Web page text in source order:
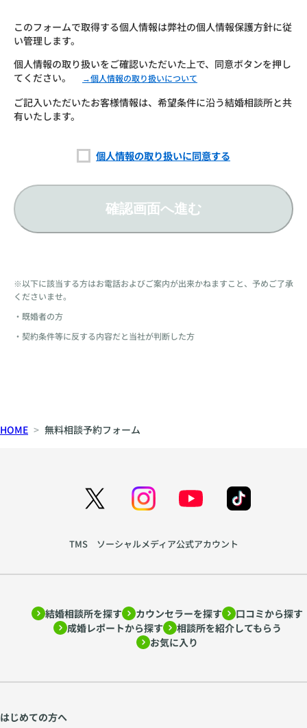
このフォームで取得する個人情報は弊社の個人情報保護方針に従
い管理します。
個人情報の取り扱いをご確認いただいた上で、同意ボタンを押し
てください。
→個人情報の取り扱いについて
ご記入いただいたお客様情報は、希望条件に沿う結婚相談所と共
有いたします。
個人情報の取り扱いに同意する
確認画面へ進む
※以下に該当する方はお電話およびご案内が出来かねますこと、予めご了承
くださいませ。
・既婚者の方
・契約条件等に反する内容だと当社が判断した方
HOME 無料相談予約フォーム
TMS ソーシャルメディア公式アカウント
結婚相談所を探す カウンセラーを探す
口コミから探す
成婚レポートから探す
相談所を紹介してもらう
お気に入り
はじめての方へ